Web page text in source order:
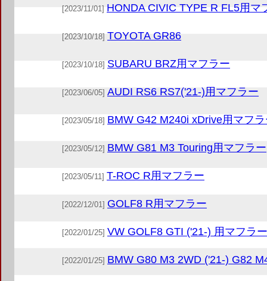
[2023/11/01] HONDA CIVIC TYPE R FL5用マ
[2023/10/18] TOYOTA GR86
[2023/10/18] SUBARU BRZ用マフラー
[2023/06/05] AUDI RS6 RS7('21-)用マフラー
[2023/05/18] BMW G42 M240i xDrive用マフ
[2023/05/12] BMW G81 M3 Touring用マフラー
[2023/05/11] T-ROC R用マフラー
[2022/12/01] GOLF8 R用マフラー
[2022/01/25] VW GOLF8 GTI ('21-) 用マフラー
[2022/01/25] BMW G80 M3 2WD ('21-) G82